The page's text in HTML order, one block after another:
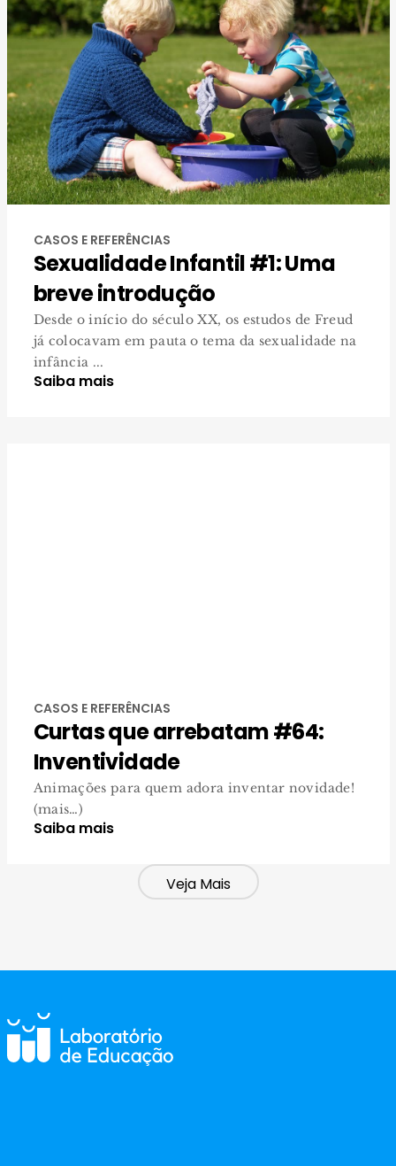
CASOS E REFERÊNCIAS
Sexualidade Infantil #1: Uma
breve introdução
Desde o início do século XX, os estudos de Freud
já colocavam em pauta o tema da sexualidade na
infância ...
Saiba mais
CASOS E REFERÊNCIAS
Curtas que arrebatam #64:
Inventividade
Animações para quem adora inventar novidade!
(mais…)
Saiba mais
Veja Mais